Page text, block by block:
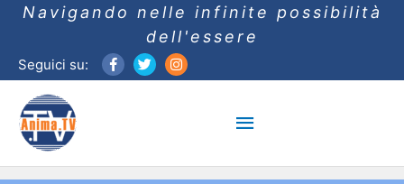
Navigando nelle infinite possibilità
dell'essere
Seguici su:
Menu
principale